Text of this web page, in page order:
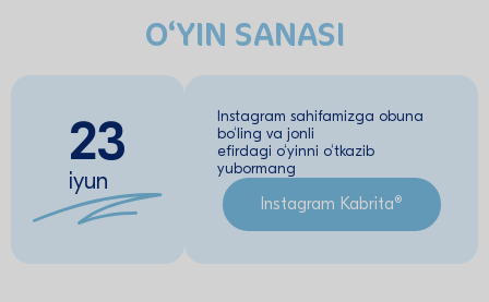
O‘YIN SANASI
23
iyun
Instagram sahifamizga obuna
bo‘ling va jonli
efirdagi o‘yinni o‘tkazib
yubormang
Instagram Kabrita®